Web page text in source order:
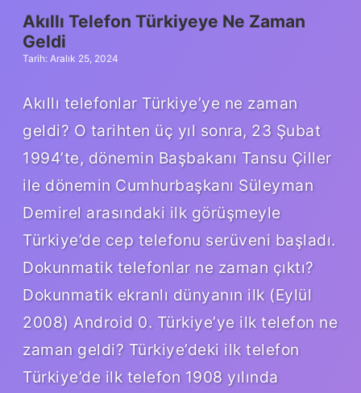
Akıllı Telefon Türkiyeye Ne Zaman
Geldi
Tarih: Aralık 25, 2024
Akıllı telefonlar Türkiye’ye ne zaman
geldi? O tarihten üç yıl sonra, 23 Şubat
1994’te, dönemin Başbakanı Tansu Çiller
ile dönemin Cumhurbaşkanı Süleyman
Demirel arasındaki ilk görüşmeyle
Türkiye’de cep telefonu serüveni başladı.
Dokunmatik telefonlar ne zaman çıktı?
Dokunmatik ekranlı dünyanın ilk (Eylül
2008) Android 0. Türkiye’ye ilk telefon ne
zaman geldi? Türkiye’deki ilk telefon
Türkiye’de ilk telefon 1908 yılında